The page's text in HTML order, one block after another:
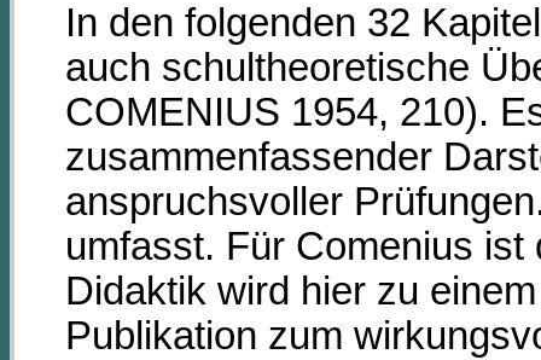
In den folgenden 32
auch schultheoretische
COMENIUS 1954, 210).
zusammenfassender
anspruchsvoller
umfasst. Für Comenius
Didaktik wird hier zu
Publikation zum